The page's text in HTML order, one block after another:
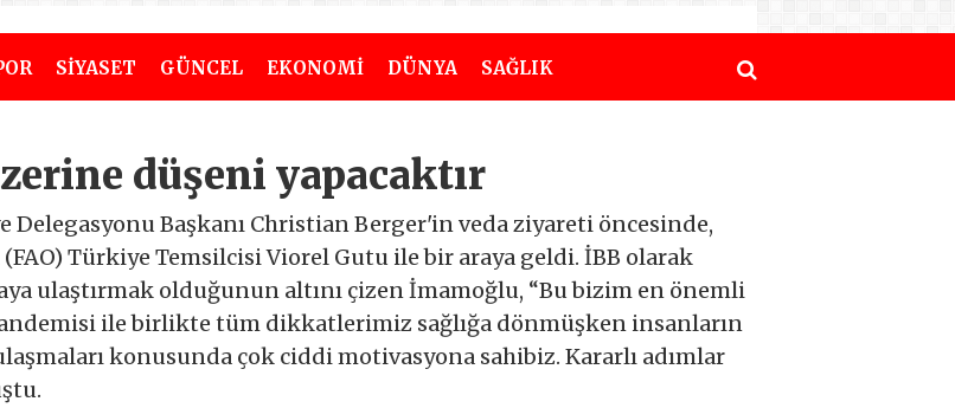
SİYASET GÜNCEL EKONOMİ DÜNYA SAĞLIK
düşeni yapacaktır
Delegasyonu Başkanı Christian Berger'in veda ziyareti öncesinde,
Türkiye Temsilcisi Viorel Gutu ile bir araya geldi. İBB olarak
ulaştırmak olduğunun altını çizen İmamoğlu, “Bu bizim en önemli
ile birlikte tüm dikkatlerimiz sağlığa dönmüşken insanların
konusunda çok ciddi motivasyona sahibiz. Kararlı adımlar